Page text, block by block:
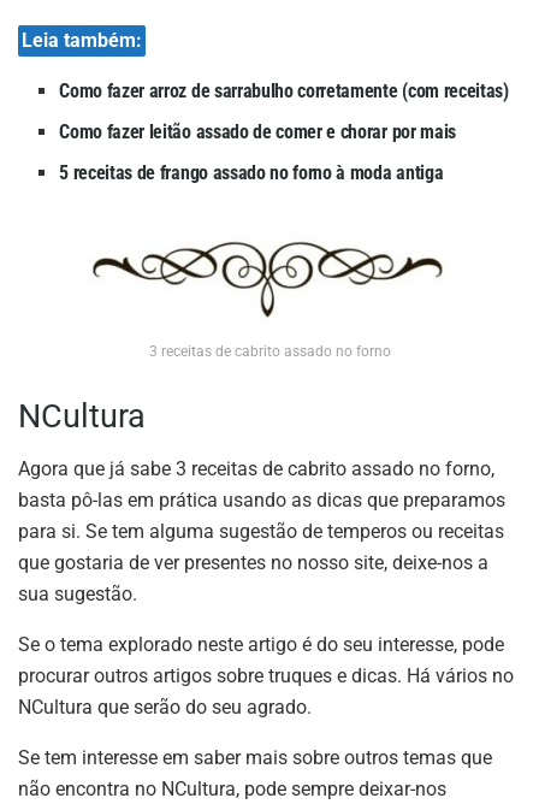
Leia também:
Como fazer arroz de sarrabulho corretamente (com receitas)
Como fazer leitão assado de comer e chorar por mais
5 receitas de frango assado no forno à moda antiga
3 receitas de cabrito assado no forno
NCultura
Agora que já sabe 3 receitas de cabrito assado no forno,
basta pô-las em prática usando as dicas que preparamos
para si. Se tem alguma sugestão de temperos ou receitas
que gostaria de ver presentes no nosso site, deixe-nos a
sua sugestão.
Se o tema explorado neste artigo é do seu interesse, pode
procurar outros artigos sobre truques e dicas. Há vários no
NCultura que serão do seu agrado.
Se tem interesse em saber mais sobre outros temas que
não encontra no NCultura, pode sempre deixar-nos